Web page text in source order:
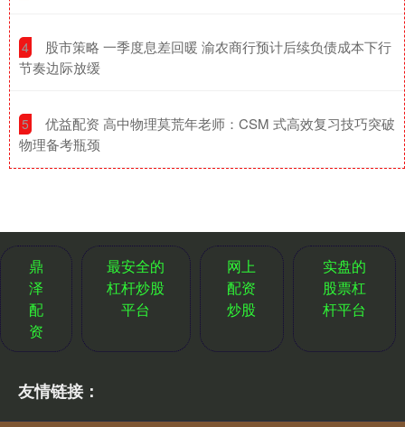
4
​股市策略 一季度息差回暖 渝农商行预计后续负债成本下行
节奏边际放缓
5
​优益配资 高中物理莫荒年老师：CSM 式高效复习技巧突破
物理备考瓶颈
鼎
泽
配
资
最安全的
杠杆炒股
平台
网上
配资
炒股
实盘的
股票杠
杆平台
友情链接：